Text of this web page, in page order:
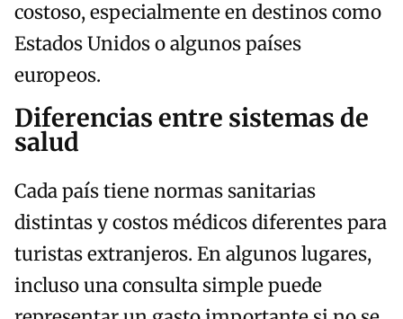
costoso, especialmente en destinos como
Estados Unidos o algunos países
europeos.
Diferencias entre sistemas de
salud
Cada país tiene normas sanitarias
distintas y costos médicos diferentes para
turistas extranjeros. En algunos lugares,
incluso una consulta simple puede